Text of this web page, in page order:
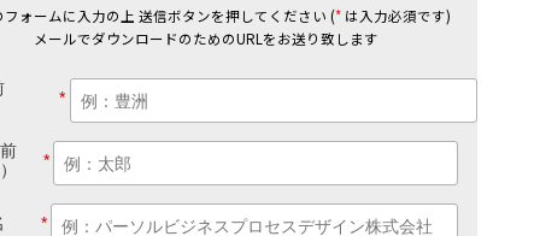
フォームに入力の上 送信ボタンを押してください (* は入力必須です)
メールでダウンロードのためのURLをお送り致します
*
*
*